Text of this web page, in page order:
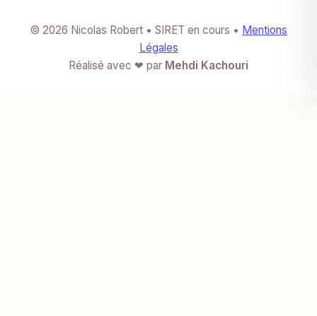
© 2026 Nicolas Robert • SIRET en cours • Mentions
Légales
Réalisé avec ❤ par Mehdi Kachouri